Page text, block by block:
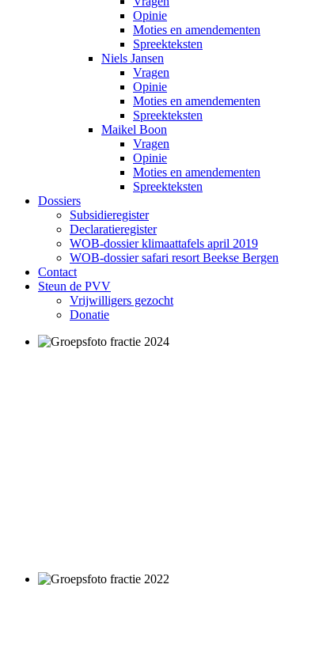
Opinie
Moties en amendementen
Spreekteksten
Niels Jansen
Vragen
Opinie
Moties en amendementen
Spreekteksten
Maikel Boon
Vragen
Opinie
Moties en amendementen
Spreekteksten
Dossiers
Subsidieregister
Declaratieregister
WOB-dossier klimaattafels april 2019
WOB-dossier safari resort Beekse Bergen
Contact
Steun de PVV
Vrijwilligers gezocht
Donatie